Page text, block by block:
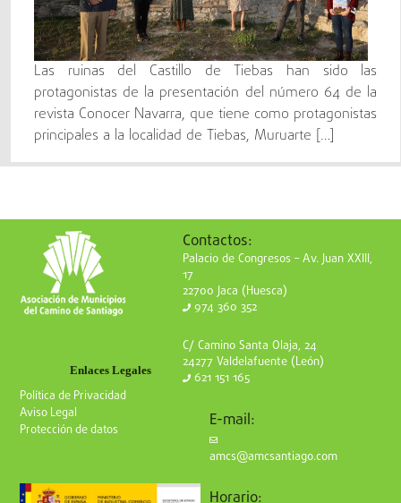
Las ruinas del Castillo de Tiebas han sido las
protagonistas de la presentación del número 64 de la
revista Conocer Navarra, que tiene como protagonistas
principales a la localidad de Tiebas, Muruarte […]
Enlaces Legales
Política de Privacidad
Aviso Legal
Protección de datos
Contactos:
Palacio de Congresos – Av. Juan XXIII,
17
22700 Jaca (Huesca)
974 360 352
C/ Camino Santa Olaja, 24
24277 Valdelafuente (León)
621 151 165
E-mail:
amcs@amcsantiago.com
Horario: